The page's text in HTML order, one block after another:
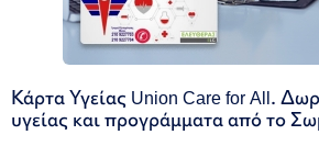
Κάρτα Υγείας Union Care for All.
υγείας και προγράμματα από το